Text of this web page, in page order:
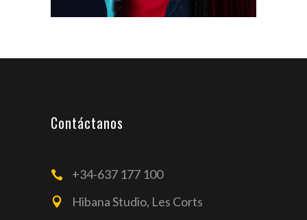
Contáctanos
+34-637 177 100
Hibana Studio, Les Corts